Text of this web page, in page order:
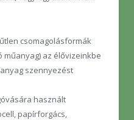
csomagolásformák
műanyag) az élővizeinkbe
szennyezést
használt
papírforgács,